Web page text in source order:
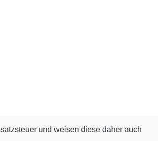
und weisen diese daher auch